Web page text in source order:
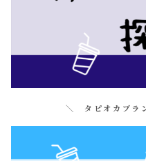
＼ タピオカブラ